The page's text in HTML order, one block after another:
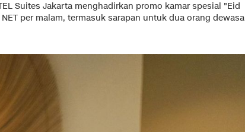
Suites Jakarta menghadirkan promo kamar spesial "Eid
per malam, termasuk sarapan untuk dua orang dewasa